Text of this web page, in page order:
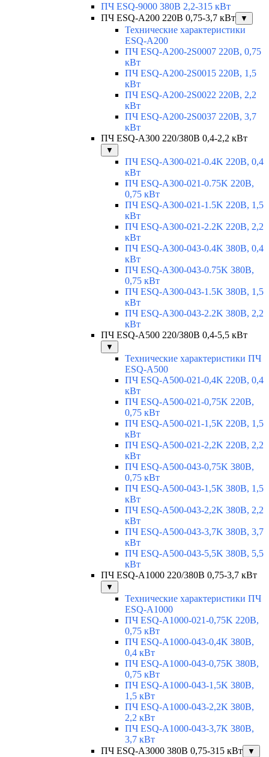
ПЧ ESQ-9000 380В 2,2-315 кВт
ПЧ ESQ-A200 220В 0,75-3,7 кВт
▼
Технические характеристики
ESQ-A200
ПЧ ESQ-A200-2S0007 220В, 0,75
кВт
ПЧ ESQ-A200-2S0015 220В, 1,5
кВт
ПЧ ESQ-A200-2S0022 220В, 2,2
кВт
ПЧ ESQ-A200-2S0037 220В, 3,7
кВт
ПЧ ESQ-A300 220/380В 0,4-2,2 кВт
▼
ПЧ ESQ-A300-021-0.4K 220В, 0,4
кВт
ПЧ ESQ-A300-021-0.75K 220В,
0,75 кВт
ПЧ ESQ-A300-021-1.5K 220В, 1,5
кВт
ПЧ ESQ-A300-021-2.2K 220В, 2,2
кВт
ПЧ ESQ-A300-043-0.4K 380В, 0,4
кВт
ПЧ ESQ-A300-043-0.75K 380В,
0,75 кВт
ПЧ ESQ-A300-043-1.5K 380В, 1,5
кВт
ПЧ ESQ-A300-043-2.2K 380В, 2,2
кВт
ПЧ ESQ-A500 220/380В 0,4-5,5 кВт
▼
Технические характеристики ПЧ
ESQ-A500
ПЧ ESQ-A500-021-0,4K 220В, 0,4
кВт
ПЧ ESQ-A500-021-0,75K 220В,
0,75 кВт
ПЧ ESQ-A500-021-1,5K 220В, 1,5
кВт
ПЧ ESQ-A500-021-2,2K 220В, 2,2
кВт
ПЧ ESQ-A500-043-0,75K 380В,
0,75 кВт
ПЧ ESQ-A500-043-1,5K 380В, 1,5
кВт
ПЧ ESQ-A500-043-2,2K 380В, 2,2
кВт
ПЧ ESQ-A500-043-3,7K 380В, 3,7
кВт
ПЧ ESQ-A500-043-5,5K 380В, 5,5
кВт
ПЧ ESQ-A1000 220/380В 0,75-3,7 кВт
▼
Технические характеристики ПЧ
ESQ-A1000
ПЧ ESQ-A1000-021-0,75K 220В,
0,75 кВт
ПЧ ESQ-A1000-043-0,4K 380В,
0,4 кВт
ПЧ ESQ-A1000-043-0,75K 380В,
0,75 кВт
ПЧ ESQ-A1000-043-1,5K 380В,
1,5 кВт
ПЧ ESQ-A1000-043-2,2K 380В,
2,2 кВт
ПЧ ESQ-A1000-043-3,7K 380В,
3,7 кВт
ПЧ ESQ-A3000 380В 0,75-315 кВт
▼